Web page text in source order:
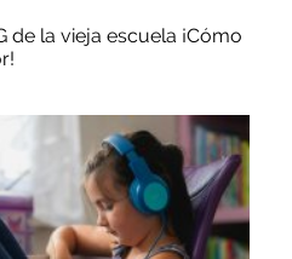
de la vieja escuela ¡Cómo